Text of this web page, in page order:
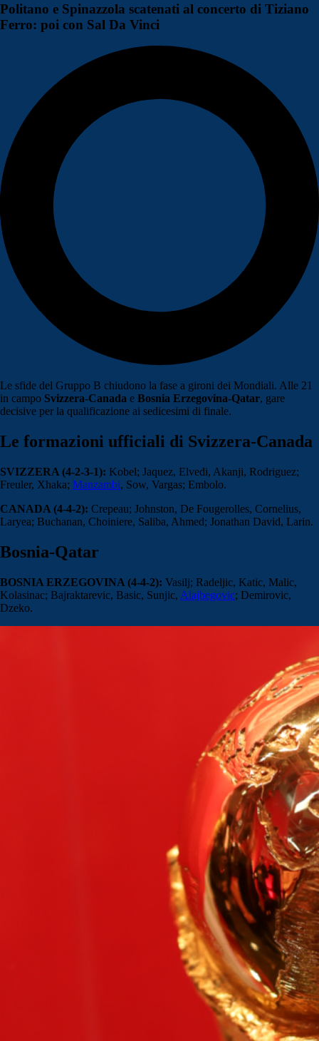
Politano e Spinazzola scatenati al concerto di Tiziano
Ferro: poi con Sal Da Vinci
Le sfide del Gruppo B chiudono la fase a gironi dei Mondiali. Alle 21
in campo Svizzera-Canada e Bosnia Erzegovina-Qatar, gare
decisive per la qualificazione ai sedicesimi di finale.
Le formazioni ufficiali di Svizzera-Canada
SVIZZERA (4-2-3-1): Kobel; Jaquez, Elvedi, Akanji, Rodriguez;
Freuler, Xhaka; Manzambi, Sow, Vargas; Embolo.
CANADA (4-4-2): Crepeau; Johnston, De Fougerolles, Cornelius,
Laryea; Buchanan, Choiniere, Saliba, Ahmed; Jonathan David, Larin.
Bosnia-Qatar
BOSNIA ERZEGOVINA (4-4-2): Vasilj; Radeljic, Katic, Malic,
Kolasinac; Bajraktarevic, Basic, Sunjic, Alajbegovic; Demirovic,
Dzeko.